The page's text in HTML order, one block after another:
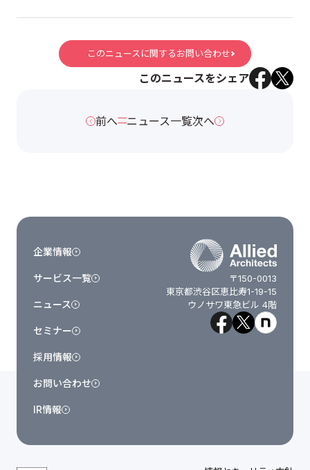
このニュースに関するお問い合わせ
このニュースをシェア
前へ ニュース一覧次へ
〒150-0013
東京都渋谷区恵比寿1-19-15
ウノサワ東急ビル 4階
企業情報
サービス一覧
ニュース
セミナー
採用情報
お問い合わせ
IR情報